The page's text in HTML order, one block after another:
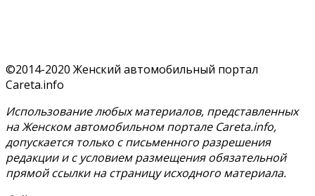
©2014-2020 Женский автомобильный портал
Careta.info
Использование любых материалов, представленных
на Женском автомобильном портале Careta.info,
допускается только с письменного разрешения
редакции и с условием размещения обязательной
прямой ссылки на страницу исходного материала.